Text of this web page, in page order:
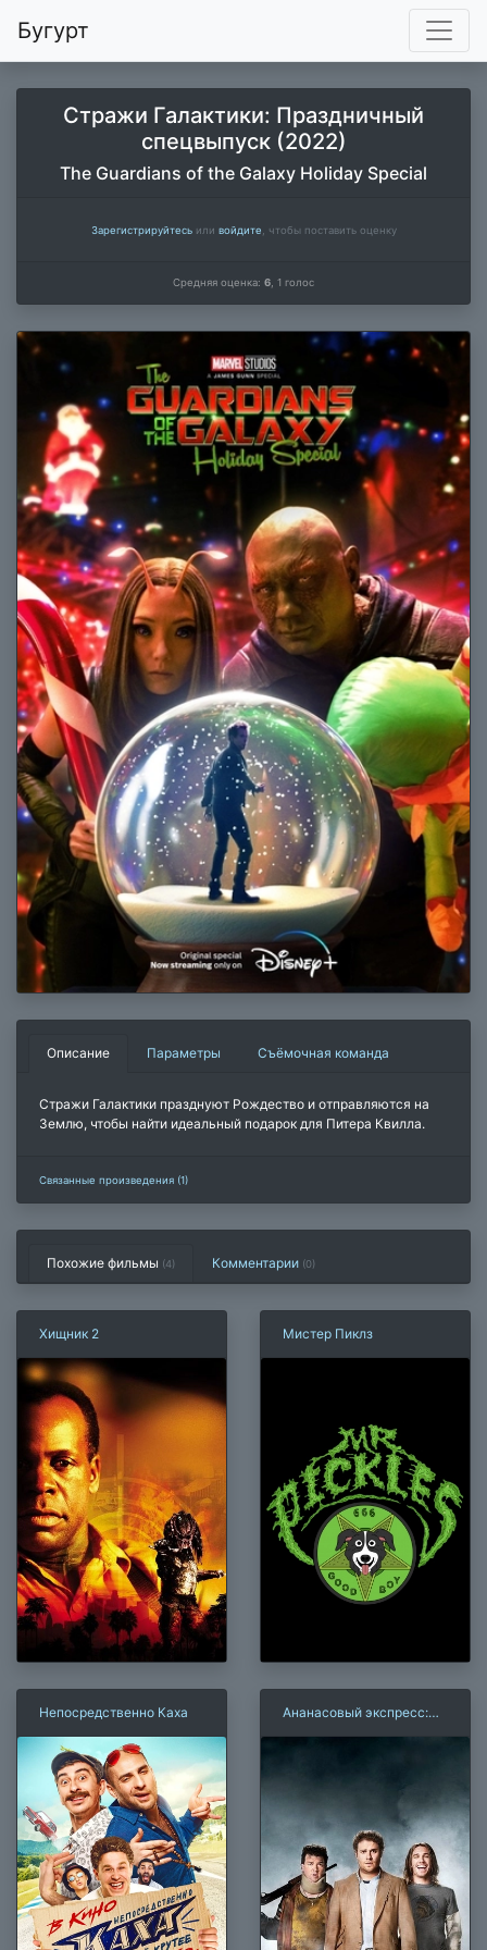
Бугурт
Стражи Галактики: Праздничный
спецвыпуск (2022)
The Guardians of the Galaxy Holiday Special
Зарегистрируйтесьили войдите , чтобы поставить оценку
Средняя оценка: 6 1 голос
Описание Параметры Съёмочная команда
Стражи Галактики празднуют Рождество и отправляются на
Землю, чтобы найти идеальный подарок для Питера Квилла.
Связанные произведения (1)
Похожие фильмы (4) Комментарии (0)
Хищник 2 Мистер Пиклз
Непосредственно Каха
Ананасовый экспресс: